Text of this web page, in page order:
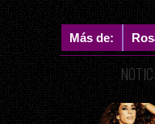
Más de: